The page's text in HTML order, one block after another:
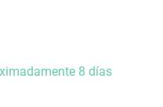
8 días